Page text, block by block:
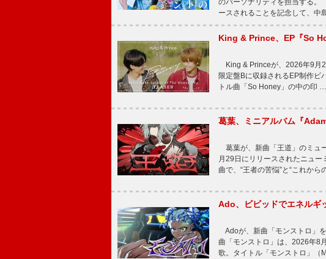
のパーソナリティを担当する
ースされることを記念して、中
King & Prince、EP『So
King & Princeが、2026年9月
限定盤Bに収録されるEP制作
トル曲「So Honey」の中の印 …
葛葉、ミニアルバム『
葛葉が、新曲「王道」のミュ
月29日にリリースされたニュ
曲で、“王者の苦悩”と“これか
Ado、ビビッドでエネルギ
Adoが、新曲「モンストロ」
曲「モンストロ」は、2026年8
歌。タイトル「モンストロ」